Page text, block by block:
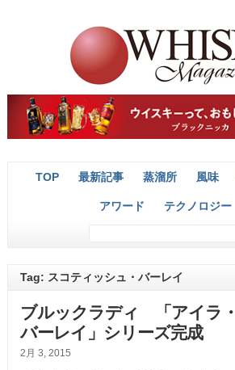
TOP 最新記事 蒸溜所 風味
アワード テクノロジー
Tag: スコティッシュ・バーレイ
ブルックラディ 「アイラ・
バーレイ」シリーズ完成
2月 3, 2015